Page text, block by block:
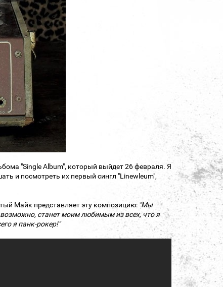
"Single Album", который выйдет 26 февраля. Я
и посмотреть их первый сингл "Linewleum",
Майк представляет эту композицию: "Мы
станет моим любимым из всех, что я
я панк-рокер!"